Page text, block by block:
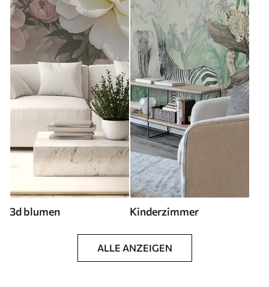
3d blumen Kinderzimmer
ALLE ANZEIGEN